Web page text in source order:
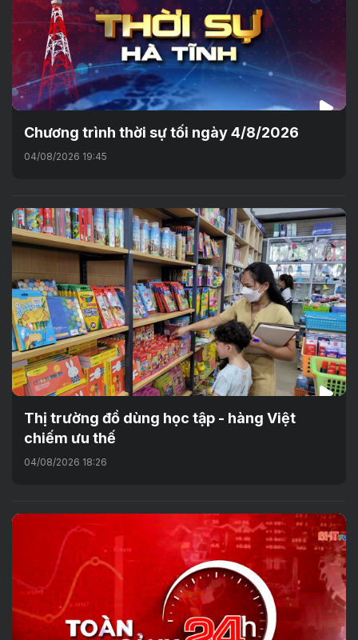
Chương trình thời sự tối ngày 4/8/2026
04/08/2026 19:45
Thị trường đồ dùng học tập - hàng Việt
chiếm ưu thế
04/08/2026 18:26